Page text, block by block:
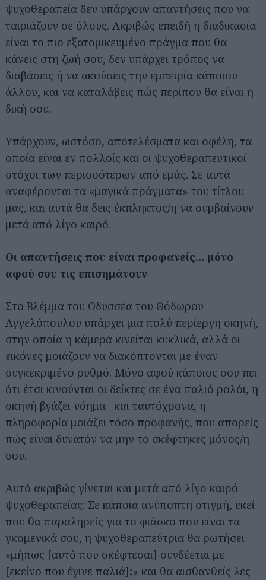
ψυχοθεραπεία δεν υπάρχουν απαντήσεις που να
ταιριάζουν σε όλους. Ακριβώς επειδή η διαδικασία
είναι το πιο εξατομικευμένο πράγμα που θα
κάνεις στη ζωή σου, δεν υπάρχει τρόπος να
διαβάσεις ή να ακούσεις την εμπειρία κάποιου
άλλου, και να καταλάβεις πώς περίπου θα είναι η
δική σου.
Υπάρχουν, ωστόσο, αποτελέσματα και οφέλη, τα
οποία είναι εν πολλοίς και οι ψυχοθεραπευτικοί
στόχοι των περισσότερων από εμάς. Σε αυτά
αναφέρονται τα «μαγικά πράγματα» του τίτλου
μας, και αυτά θα δεις έκπληκτος/η να συμβαίνουν
μετά από λίγο καιρό.
Οι απαντήσεις που είναι προφανείς… μόνο
αφού σου τις επισημάνουν
Στο Βλέμμα του Οδυσσέα του Θόδωρου
Αγγελόπουλου υπάρχει μια πολύ περίεργη σκηνή,
στην οποία η κάμερα κινείται κυκλικά, αλλά οι
εικόνες μοιάζουν να διακόπτονται με έναν
συγκεκριμένο ρυθμό. Μόνο αφού κάποιος σου πει
ότι έτσι κινούνται οι δείκτες σε ένα παλιό ρολόι, η
σκηνή βγάζει νόημα –και ταυτόχρονα, η
πληροφορία μοιάζει τόσο προφανής, που απορείς
πώς είναι δυνατόν να μην το σκέφτηκες μόνος/η
σου.
Αυτό ακριβώς γίνεται και μετά από λίγο καιρό
ψυχοθεραπείας: Σε κάποια ανύποπτη στιγμή, εκεί
που θα παραληρείς για το φιάσκο που είναι τα
γκομενικά σου, η ψυχοθεραπεύτρια θα ρωτήσει
«μήπως [αυτό που σκέφτεσαι] συνδέεται με
[εκείνο που έγινε παλιά];» και θα αισθανθείς λες